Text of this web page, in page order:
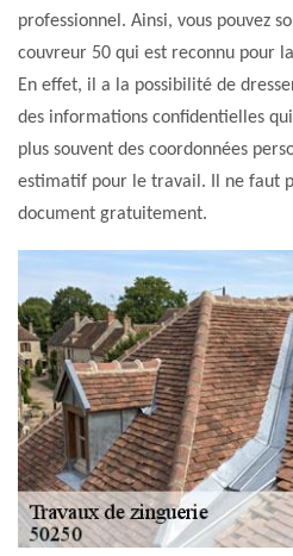
professionnel. Ainsi, vous pouvez
couvreur 50 qui est reconnu pour
En effet, il a la possibilité de
des informations confidentielles
plus souvent des coordonnées
estimatif pour le travail. Il ne faut
document gratuitement.